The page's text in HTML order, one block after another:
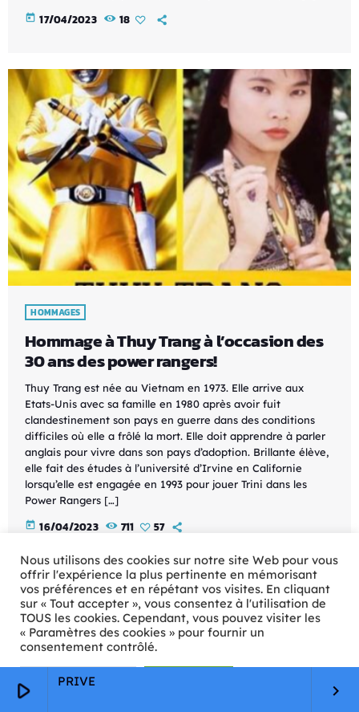
play_arrow PRIVE
keyboard_arrow_right
today 17/04/2023 18
HOMMAGES
Hommage à Thuy Trang à l’occasion des
30 ans des power rangers!
Thuy Trang est née au Vietnam en 1973. Elle arrive aux
Etats-Unis avec sa famille en 1980 après avoir fuit
clandestinement son pays en guerre dans des conditions
difficiles où elle a frôlé la mort. Elle doit apprendre à parler
anglais pour vivre dans son pays d’adoption. Brillante élève,
elle fait des études à l’université d’Irvine en Californie
lorsqu’elle est engagée en 1993 pour jouer Trini dans les
Power Rangers […]
today 16/04/2023 711 57
Nous utilisons des cookies sur notre site Web pour vous
offrir l'expérience la plus pertinente en mémorisant
vos préférences et en répétant vos visites. En cliquant
sur « Tout accepter », vous consentez à l'utilisation de
TOUS les cookies. Cependant, vous pouvez visiter les
« Paramètres des cookies » pour fournir un
consentement contrôlé.
Paramètres Cookie